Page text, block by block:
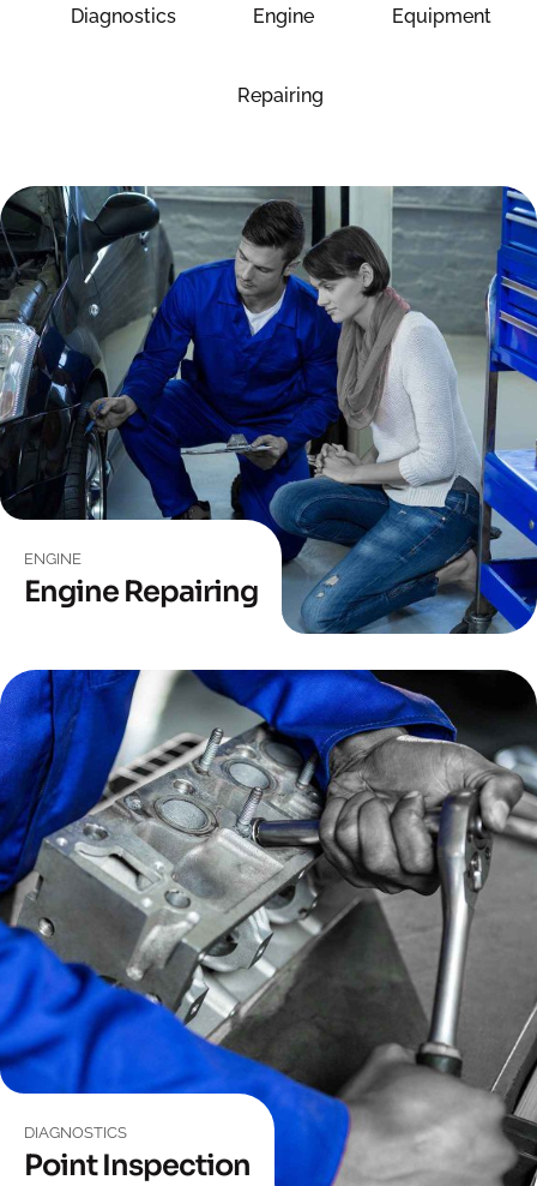
Diagnostics Engine Equipment
Repairing
ENGINE
Engine Repairing
DIAGNOSTICS
Point Inspection